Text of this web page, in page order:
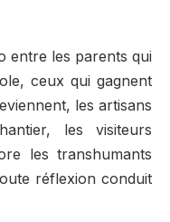
entre les parents qui
ceux qui gagnent
les artisans
les visiteurs
les transhumants
réflexion conduit